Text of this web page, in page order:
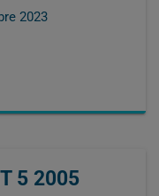
2023
5 2005